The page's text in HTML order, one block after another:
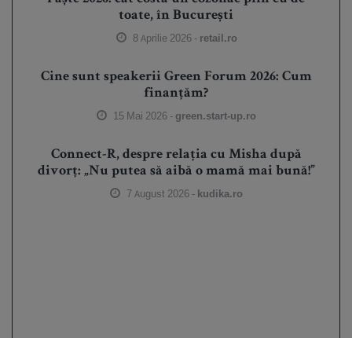
toate, în București
8 Aprilie 2026 - retail.ro
Cine sunt speakerii Green Forum 2026: Cum
finanțăm?
15 Mai 2026 - green.start-up.ro
Connect-R, despre relația cu Misha după
divorț: „Nu putea să aibă o mamă mai bună!”
7 August 2026 - kudika.ro